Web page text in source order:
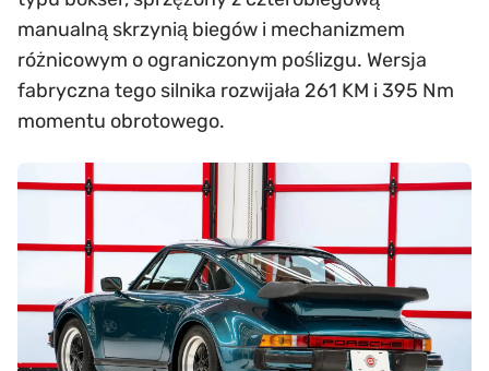
manualną skrzynią biegów i mechanizmem
różnicowym o ograniczonym poślizgu. Wersja
fabryczna tego silnika rozwijała 261 KM i 395 Nm
momentu obrotowego.